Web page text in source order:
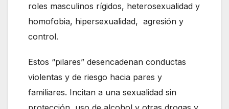
roles masculinos rígidos, heterosexualidad y
homofobia, hipersexualidad, agresión y
control.
Estos “pilares” desencadenan conductas
violentas y de riesgo hacia pares y
familiares. Incitan a una sexualidad sin